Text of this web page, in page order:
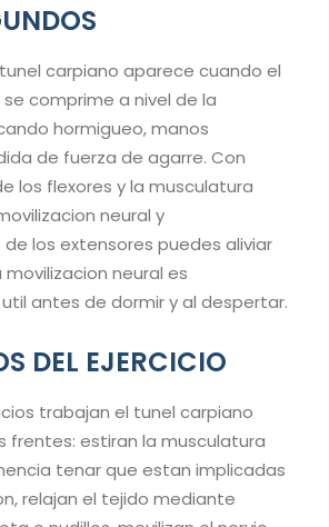
carpiano aparece cuando el
comprime a nivel de la
hormigueo, manos
de fuerza de agarre. Con
los flexores y la musculatura
neural y
los extensores puedes aliviar
movilizacion neural es
antes de dormir y al despertar.
DEL EJERCICIO
trabajan el tunel carpiano
frentes: estiran la musculatura
tenar que estan implicadas
relajan el tejido mediante